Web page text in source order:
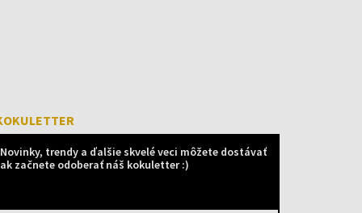
Novinky, trendy a ďalšie skvelé veci môžete dostávať
ak začnete odoberať náš kokuletter :)